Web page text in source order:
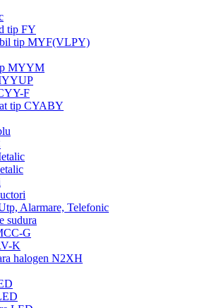
tip FY
tip MYF(VLPY)
MYYM
F
tip CYABY
Alarmare, Telefonic
sudura
G
K
halogen N2XH